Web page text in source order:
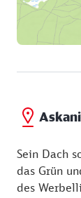
Sein Dach
das Grün
des